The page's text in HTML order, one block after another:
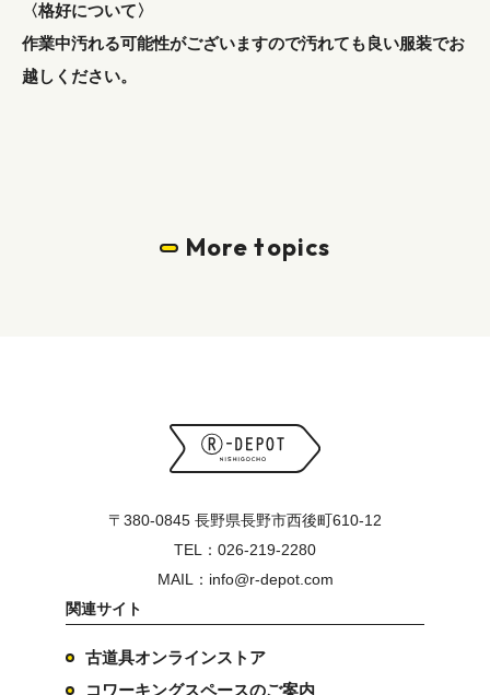
〈格好について〉
作業中汚れる可能性がございますので汚れても良い服装でお
越しください。
More topics
〒380-0845 長野県長野市西後町610-12
TEL：026-219-2280
MAIL：info@r-depot.com
関連サイト
古道具オンラインストア
コワーキングスペースのご案内